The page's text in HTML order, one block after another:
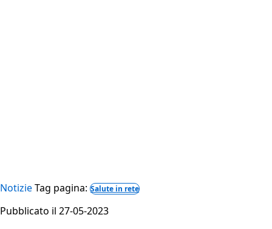
NotizieTag pagina: Salute in rete
Pubblicato il 27-05-2023